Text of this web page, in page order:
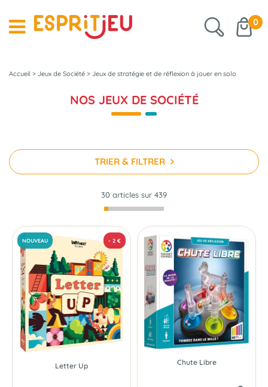
0
Accueil > Jeux de Société > Jeux de stratégie et de réflexion à jouer en solo
NOS JEUX DE SOCIÉTÉ
TRIER & FILTRER
30 articles sur 439
NOUVEAU - 2 €
Letter Up Chute Libre